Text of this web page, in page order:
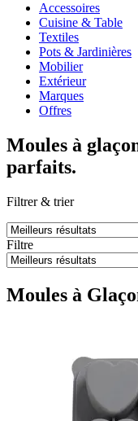
Accessoires
Cuisine & Table
Textiles
Pots & Jardinières
Mobilier
Extérieur
Marques
Offres
Moules à
parfaits.
Filtrer & trier
Filtre
Moules à